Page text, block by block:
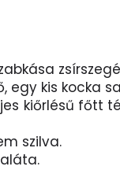
egy kis kocka
kiőrlésű főtt
szilva.